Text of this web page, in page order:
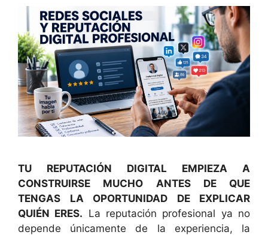
TU REPUTACIÓN DIGITAL EMPIEZA A
CONSTRUIRSE MUCHO ANTES DE QUE
TENGAS LA OPORTUNIDAD DE EXPLICAR
QUIÉN ERES. La reputación profesional ya no
depende únicamente de la experiencia, la